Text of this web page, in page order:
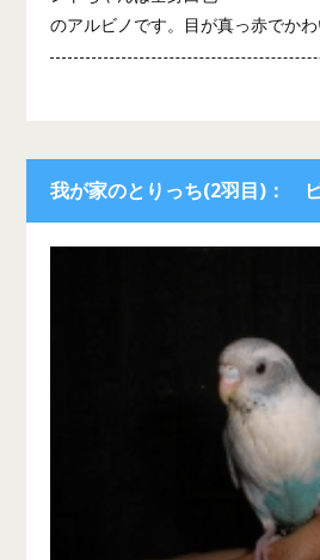
のアルビノです。目が真っ赤でか
我が家のとりっち(2羽目)：